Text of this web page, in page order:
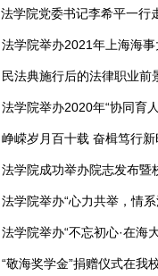
法学院党委书记李希平一行
法学院举办2021年上海海
民法典施行后的法律职业
法学院举办2020年“协同育
峥嵘岁月百十载 奋楫笃行
法学院成功举办院志发布暨
法学院举办“心力共举，情
法学院举办“不忘初心·在海
“敬海奖学金”捐赠仪式在我